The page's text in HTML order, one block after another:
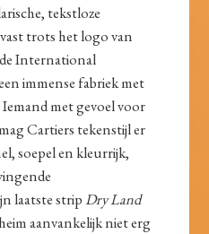
tekstloze
trots het logo van
International
immense fabriek met
met gevoel voor
Cartiers tekenstijl er
soepel en kleurrijk,
laatste stripDry Land
aanvankelijk niet erg